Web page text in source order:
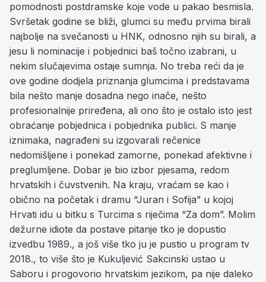
pomodnosti postdramske koje vode u pakao besmisla.
Svršetak godine se bliži, glumci su među prvima birali
najbolje na svečanosti u HNK, odnosno njih su birali, a
jesu li nominacije i pobjednici baš točno izabrani, u
nekim slučajevima ostaje sumnja. No treba reći da je
ove godine dodjela priznanja glumcima i predstavama
bila nešto manje dosadna nego inače, nešto
profesionalnije priređena, ali ono što je ostalo isto jest
obraćanje pobjednica i pobjednika publici. S manje
iznimaka, nagrađeni su izgovarali rečenice
nedomišljene i ponekad zamorne, ponekad afektivne i
preglumljene. Dobar je bio izbor pjesama, redom
hrvatskih i čuvstvenih. Na kraju, vraćam se kao i
obično na početak i dramu “Juran i Sofija” u kojoj
Hrvati idu u bitku s Turcima s riječima “Za dom”. Molim
dežurne idiote da postave pitanje tko je dopustio
izvedbu 1989., a još više tko ju je pustio u program tv
2018., to više što je Kukuljević Sakcinski ustao u
Saboru i progovorio hrvatskim jezikom, pa nije daleko